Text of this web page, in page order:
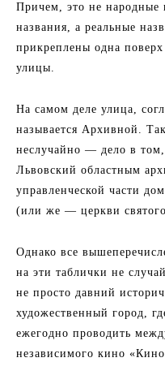
Причем, это не народные
названия, а реальные
прикреплены одна
улицы.
На самом деле улица,
называется Архивной.
неслучайно — дело в
Львовский областным
управленческой части
(или же — церкви
Однако все
на эти таблички не
не просто давний
художественный город,
ежегодно проводить
независимого кино